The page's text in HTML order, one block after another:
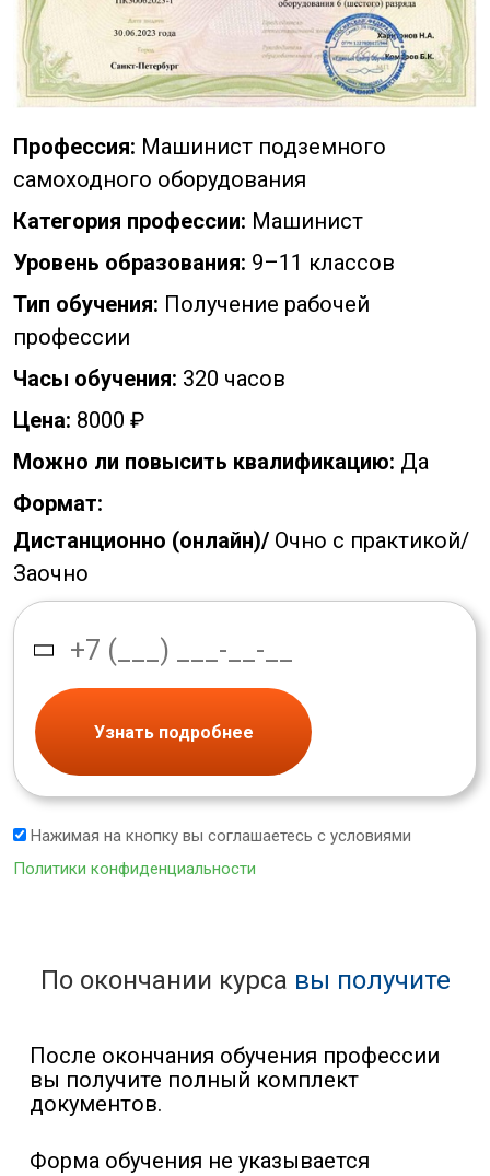
Профессия: Машинист подземного
самоходного оборудования
Категория профессии: Машинист
Уровень образования: 9–11 классов
Тип обучения: Получение рабочей
профессии
Часы обучения: 320 часов
Цена: 8000 ₽
Можно ли повысить квалификацию: Да
Формат:
Дистанционно (онлайн)/ Очно с практикой/
Заочно
Узнать подробнее
Нажимая на кнопку вы соглашаетесь с условиями
Политики конфиденциальности
По окончании курса вы получите
После окончания обучения профессии
вы получите полный комплект
документов.
Форма обучения не указывается